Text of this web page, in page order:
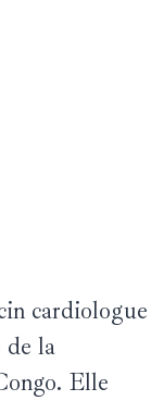
cardiologue
de la
Elle